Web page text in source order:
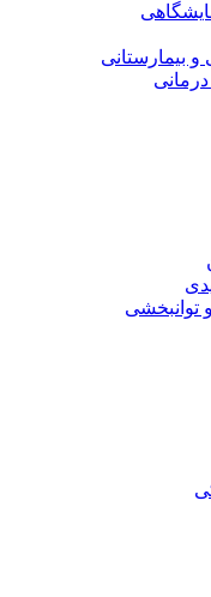
بیمارستانی
توانبخشی